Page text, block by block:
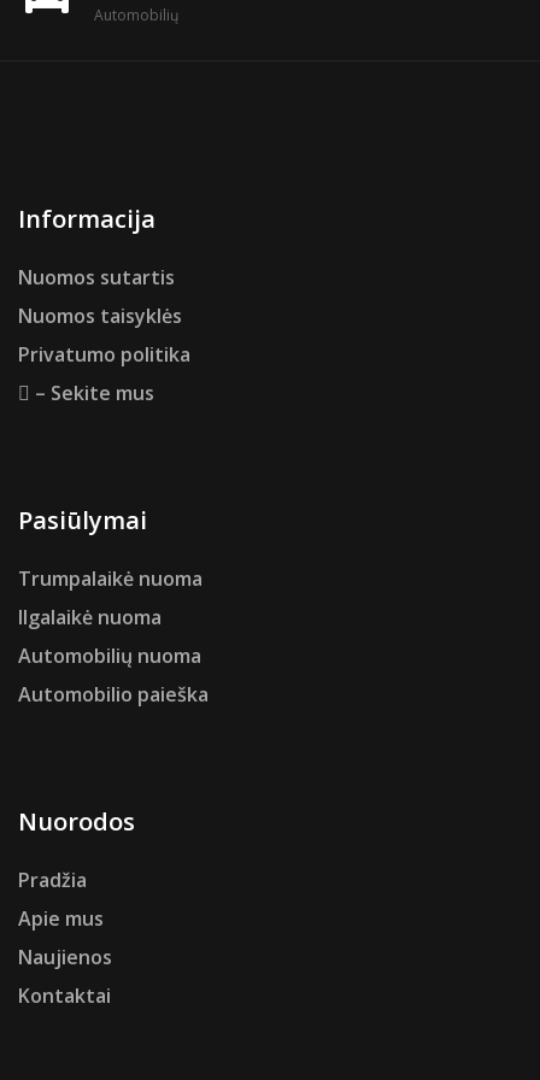
Automobilių
Informacija
Nuomos sutartis
Nuomos taisyklės
Privatumo politika
– Sekite mus
Pasiūlymai
Trumpalaikė nuoma
Ilgalaikė nuoma
Automobilių nuoma
Automobilio paieška
Nuorodos
Pradžia
Apie mus
Naujienos
Kontaktai